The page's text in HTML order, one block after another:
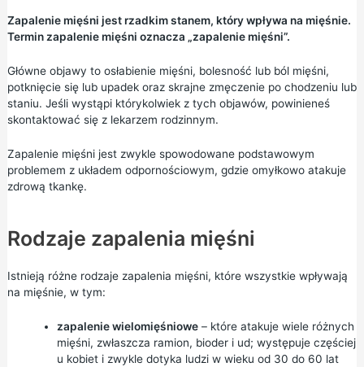
Zapalenie mięśni jest rzadkim stanem, który wpływa na mięśnie.
Termin zapalenie mięśni oznacza „zapalenie mięśni”.
Główne objawy to osłabienie mięśni, bolesność lub ból mięśni,
potknięcie się lub upadek oraz skrajne zmęczenie po chodzeniu lub
staniu. Jeśli wystąpi którykolwiek z tych objawów, powinieneś
skontaktować się z lekarzem rodzinnym.
Zapalenie mięśni jest zwykle spowodowane podstawowym
problemem z układem odpornościowym, gdzie omyłkowo atakuje
zdrową tkankę.
Rodzaje zapalenia mięśni
Istnieją różne rodzaje zapalenia mięśni, które wszystkie wpływają
na mięśnie, w tym:
zapalenie wielomięśniowe– które atakuje wiele różnych
mięśni, zwłaszcza ramion, bioder i ud; występuje częściej
u kobiet i zwykle dotyka ludzi w wieku od 30 do 60 lat